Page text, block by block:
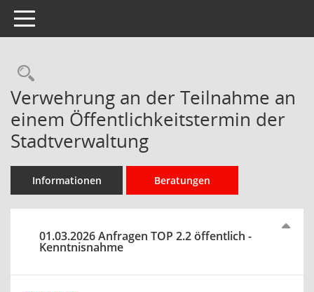
Toggle navigation
Rechercheauswahl
Verwehrung an der Teilnahme an
einem Öffentlichkeitstermin der
Stadtverwaltung
Informationen Beratungen
01.03.2026 Anfragen TOP 2.2 öffentlich -
Kenntnisnahme